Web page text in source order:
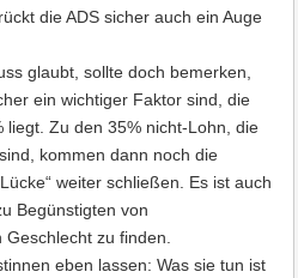
die ADS sicher auch ein Auge
glaubt, sollte doch bemerken,
ein wichtiger Faktor sind, die
liegt. Zu den 35% nicht-Lohn, die
kommen dann noch die
weiter schließen. Es ist auch
Begünstigten von
zu finden.
eben lassen: Was sie tun ist